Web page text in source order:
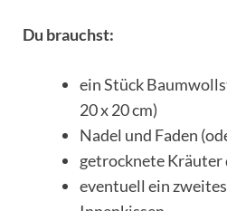
Du brauchst:
ein Stück
20 x 20 cm)
Nadel und Faden
getrocknete Kräuter
eventuell ein